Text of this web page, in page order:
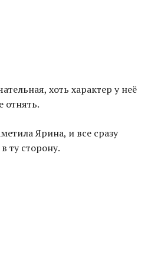
хоть характер у неё
отнять.
Ярина, и все сразу
ту сторону.